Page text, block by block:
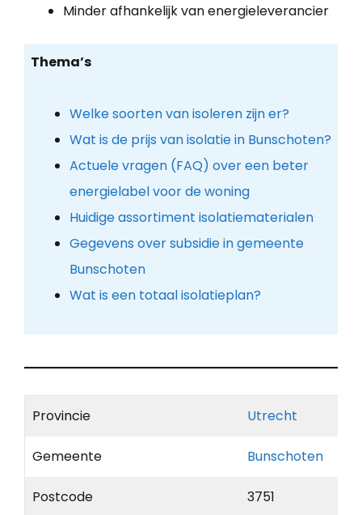
Minder afhankelijk van energieleverancier
Thema’s
Welke soorten van isoleren zijn er?
Wat is de prijs van isolatie in Bunschoten?
Actuele vragen (FAQ) over een beter
energielabel voor de woning
Huidige assortiment isolatiematerialen
Gegevens over subsidie in gemeente
Bunschoten
Wat is een totaal isolatieplan?
Provincie Utrecht
Gemeente Bunschoten
Postcode 3751